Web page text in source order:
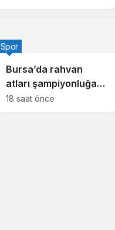
Bursa’da rahvan
atları şampiyonluğa
koştu
Spor
18 saat önce